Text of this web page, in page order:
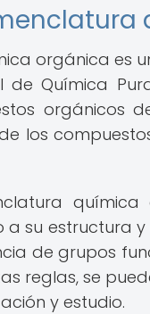
orgánica es
de Química
orgánicos
los
su estructura
de grupos
reglas, se
y estudio.